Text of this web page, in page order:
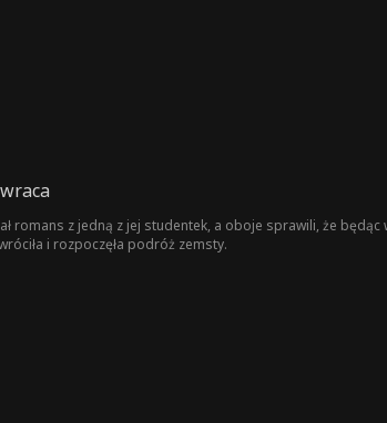
romans z jedną z jej studentek, a oboje sprawili, że
i rozpoczęła podróż zemsty.